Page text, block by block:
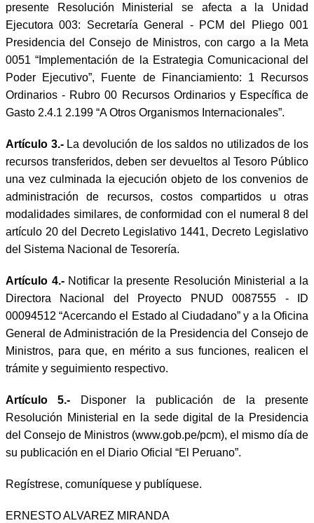
presente Resolución Ministerial se afecta a la Unidad
Ejecutora 003: Secretaría General - PCM del Pliego 001
Presidencia del Consejo de Ministros, con cargo a la Meta
0051 “Implementación de la Estrategia Comunicacional del
Poder Ejecutivo”, Fuente de Financiamiento: 1 Recursos
Ordinarios - Rubro 00 Recursos Ordinarios y Específica de
Gasto 2.4.1 2.199 “A Otros Organismos Internacionales”.
Artículo 3.-La devolución de los saldos no utilizados de los
recursos transferidos, deben ser devueltos al Tesoro Público
una vez culminada la ejecución objeto de los convenios de
administración de recursos, costos compartidos u otras
modalidades similares, de conformidad con el numeral 8 del
artículo 20 del Decreto Legislativo 1441, Decreto Legislativo
del Sistema Nacional de Tesorería.
Artículo 4.- Notificar la presente Resolución Ministerial a la
Directora Nacional del Proyecto PNUD 0087555 - ID
00094512 “Acercando el Estado al Ciudadano” y a la Oficina
General de Administración de la Presidencia del Consejo de
Ministros, para que, en mérito a sus funciones, realicen el
trámite y seguimiento respectivo.
Artículo 5.-
Disponer la publicación de la presente
Resolución Ministerial en la sede digital de la Presidencia
del Consejo de Ministros (www.gob.pe/pcm), el mismo día de
su publicación en el Diario Oficial “El Peruano”.
Regístrese, comuníquese y publíquese.
ERNESTO ALVAREZ MIRANDA